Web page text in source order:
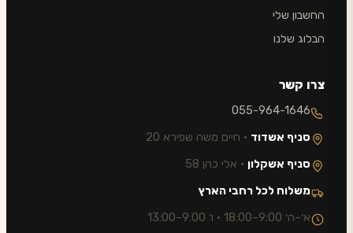
החשבון שלי
הבלוג שלנו
צרו קשר
055-964-1646
סניף אשדוד · חיים משה שפירא 20
סניף אשקלון · אלי כהן 58
משלוח לכל רחבי הארץ
א׳–ה׳ 9:00–18:00 · ו׳ 9:00–13:00